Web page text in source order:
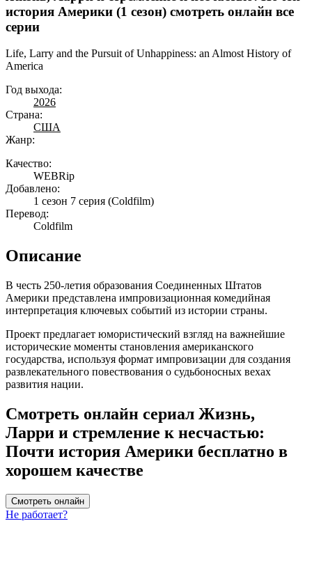
история Америки (1 сезон) смотреть онлайн все
серии
Life, Larry and the Pursuit of Unhappiness: an Almost History of
America
Год выхода:
2026
Страна:
США
Жанр:
Качество:
WEBRip
Добавлено:
1 сезон 7 серия (Coldfilm)
Перевод:
Coldfilm
Описание
В честь 250-летия образования Соединенных Штатов
Америки представлена импровизационная комедийная
интерпретация ключевых событий из истории страны.
Проект предлагает юмористический взгляд на важнейшие
исторические моменты становления американского
государства, используя формат импровизации для создания
развлекательного повествования о судьбоносных вехах
развития нации.
Смотреть онлайн сериал Жизнь,
Ларри и стремление к несчастью:
Почти история Америки бесплатно в
хорошем качестве
Смотреть онлайн
Не работает?